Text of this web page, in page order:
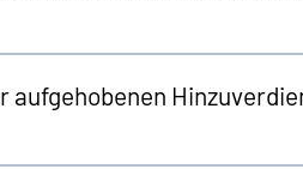
aufgehobenen